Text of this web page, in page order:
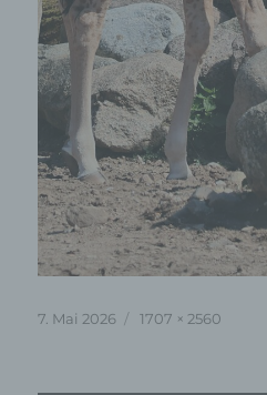
Veröffentlicht
7. Mai 2026 Originalgröße
1707 × 2560